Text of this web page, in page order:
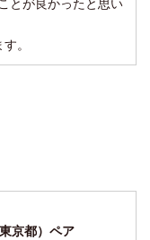
とが良かったと思い
。
京都）ペア